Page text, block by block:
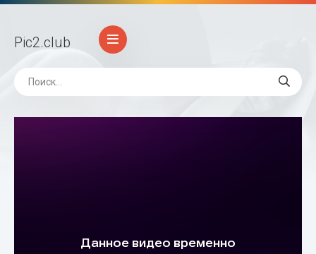
Pic2.club